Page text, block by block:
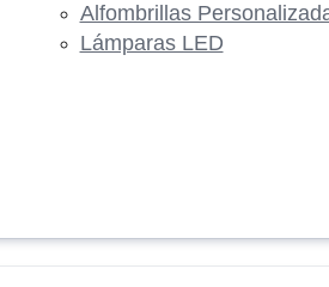
Alfombrillas
Lámparas LED